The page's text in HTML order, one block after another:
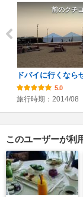
前のクチ
ドバイに行くなら
5.0
旅行時期：2014/08
このユーザーが利